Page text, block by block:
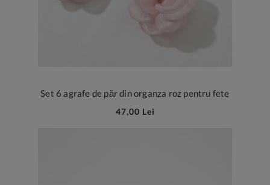
Set 6 agrafe de păr din organza roz pentru fete
47,00 Lei